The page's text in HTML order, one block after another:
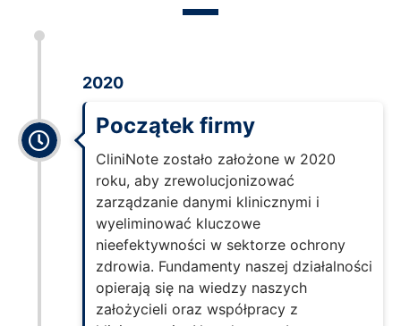
2020
Początek firmy
CliniNote zostało założone w 2020
roku, aby zrewolucjonizować
zarządzanie danymi klinicznymi i
wyeliminować kluczowe
nieefektywności w sektorze ochrony
zdrowia. Fundamenty naszej działalności
opierają się na wiedzy naszych
założycieli oraz współpracy z